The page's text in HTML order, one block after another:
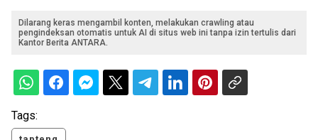
Dilarang keras mengambil konten, melakukan crawling atau
pengindeksan otomatis untuk AI di situs web ini tanpa izin tertulis dari
Kantor Berita ANTARA.
Tags: